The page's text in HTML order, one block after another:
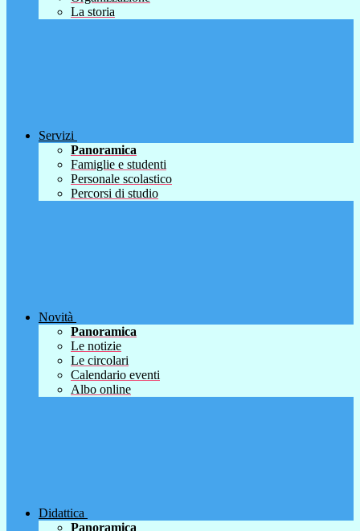
La storia
Servizi
Panoramica
Famiglie e studenti
Personale scolastico
Percorsi di studio
Novità
Panoramica
Le notizie
Le circolari
Calendario eventi
Albo online
Didattica
Panoramica